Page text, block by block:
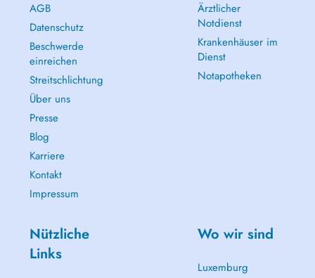
AGB
Datenschutz
Beschwerde
einreichen
Streitschlichtung
Über uns
Presse
Blog
Karriere
Kontakt
Impressum
Ärztlicher
Notdienst
Krankenhäuser im
Dienst
Notapotheken
Nützliche
Links
Wo wir sind
Luxemburg